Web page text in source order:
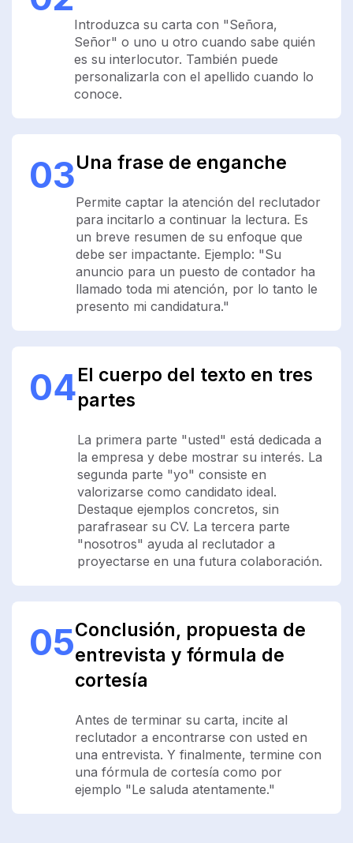
Introduzca su carta con "Señora,
Señor" o uno u otro cuando sabe quién
es su interlocutor. También puede
personalizarla con el apellido cuando lo
conoce.
03Una frase de enganche
Permite captar la atención del reclutador
para incitarlo a continuar la lectura. Es
un breve resumen de su enfoque que
debe ser impactante. Ejemplo: "Su
anuncio para un puesto de contador ha
llamado toda mi atención, por lo tanto le
presento mi candidatura."
04El cuerpo del texto en tres
partes
La primera parte "usted" está dedicada a
la empresa y debe mostrar su interés. La
segunda parte "yo" consiste en
valorizarse como candidato ideal.
Destaque ejemplos concretos, sin
parafrasear su CV. La tercera parte
"nosotros" ayuda al reclutador a
proyectarse en una futura colaboración.
05Conclusión, propuesta de
entrevista y fórmula de
cortesía
Antes de terminar su carta, incite al
reclutador a encontrarse con usted en
una entrevista. Y finalmente, termine con
una fórmula de cortesía como por
ejemplo "Le saluda atentamente."